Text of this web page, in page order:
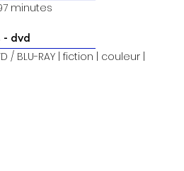
minutes
- dvd
/ BLU-RAY | fiction | couleur |